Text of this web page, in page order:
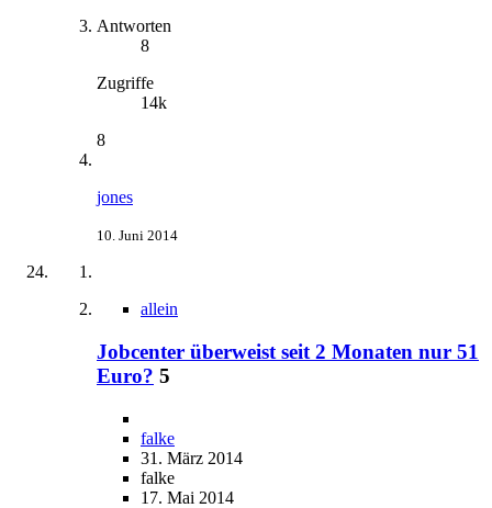
Antworten
8
Zugriffe
14k
8
jones
10. Juni 2014
allein
Jobcenter überweist seit 2 Monaten nur 51
Euro? 5
falke
31. März 2014
falke
17. Mai 2014